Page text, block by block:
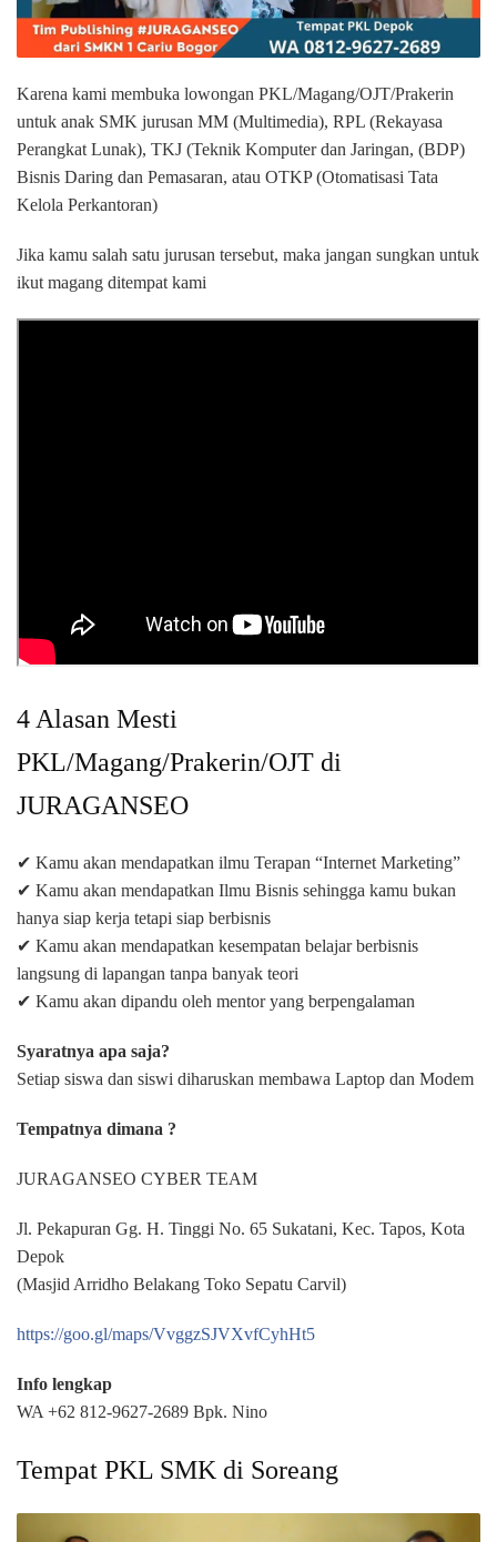
Karena kami membuka lowongan PKL/Magang/OJT/Prakerin
untuk anak SMK jurusan MM (Multimedia), RPL (Rekayasa
Perangkat Lunak), TKJ (Teknik Komputer dan Jaringan, (BDP)
Bisnis Daring dan Pemasaran, atau OTKP (Otomatisasi Tata
Kelola Perkantoran)
Jika kamu salah satu jurusan tersebut, maka jangan sungkan untuk
ikut magang ditempat kami
4 Alasan Mesti
PKL/Magang/Prakerin/OJT di
JURAGANSEO
✔ Kamu akan mendapatkan ilmu Terapan “Internet Marketing”
✔ Kamu akan mendapatkan Ilmu Bisnis sehingga kamu bukan
hanya siap kerja tetapi siap berbisnis
✔ Kamu akan mendapatkan kesempatan belajar berbisnis
langsung di lapangan tanpa banyak teori
✔ Kamu akan dipandu oleh mentor yang berpengalaman
Syaratnya apa saja?
Setiap siswa dan siswi diharuskan membawa Laptop dan Modem
Tempatnya dimana ?
JURAGANSEO CYBER TEAM
Jl. Pekapuran Gg. H. Tinggi No. 65 Sukatani, Kec. Tapos, Kota
Depok
(Masjid Arridho Belakang Toko Sepatu Carvil)
https://goo.gl/maps/VvggzSJVXvfCyhHt5
Info lengkap
WA +62 812-9627-2689 Bpk. Nino
Tempat PKL SMK di Soreang